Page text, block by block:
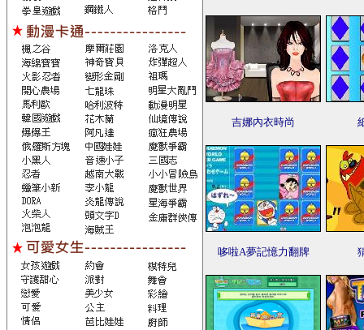
吉娜內衣時尚
哆啦A夢記憶力翻牌